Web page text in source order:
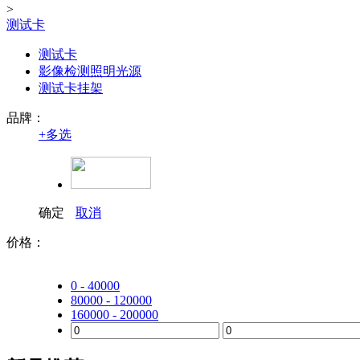
>
测试卡
测试卡
影像检测照明光源
测试卡挂架
品牌：
+多选
确定 取消
价格：
0 - 40000
80000 - 120000
160000 - 200000